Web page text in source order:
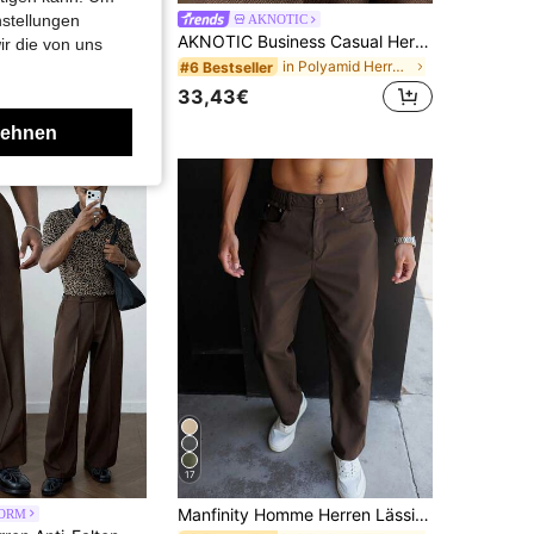
AKNOTIC
AKNOTIC Business Casual Herren braune Smart Lässig Faltenhose, Herbst Büro Fransen hohe Taille lockere gerade Bein gewebte Hose, tägliche Urlaub Vatertagsgeschenke, Fußball
#6 Bestseller in Polyamid Herren Hosen
33,43€
17
Manfinity Homme Herren Lässig Einfarbige Verjüngte Hose, Herbst
die von uns